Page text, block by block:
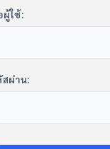
ผู้ใช้:
สผ่าน: